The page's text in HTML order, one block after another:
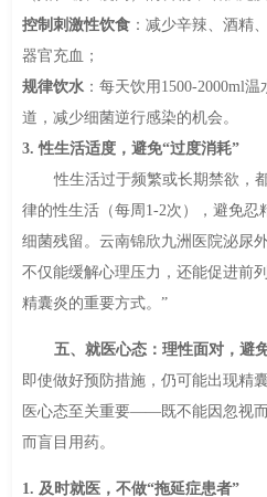
控制刺激性饮食：减少辛辣、酒精
器官充血；
规律饮水：每天饮用1500-2000ml
道，减少细菌逆行感染的机会。
3. 性生活适度，避免“过度消耗”
性生活过于频繁或长期禁欲，
律的性生活（每周1-2次），避免
细菌残留。云南锦欣九洲医院泌尿
不仅能缓解心理压力，还能促进前
精囊炎的重要方式。”
五、就医心态：理性面对，避
即使做好预防措施，仍可能出现精
医心态至关重要——既不能因忽视
而盲目用药。
1. 及时就医，不做“拖延症患者”